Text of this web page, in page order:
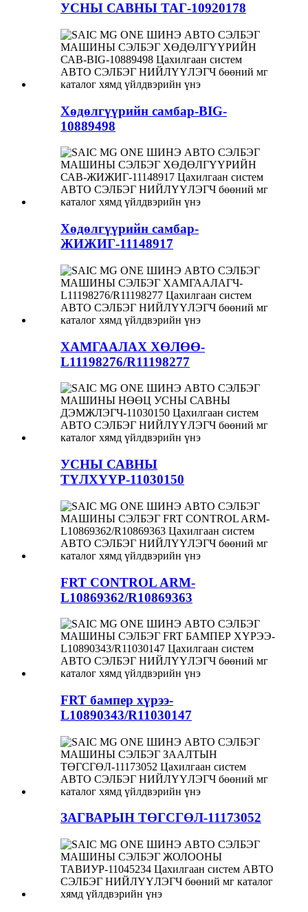
УСНЫ САВНЫ ТАГ-10920178
Хөдөлгүүрийн самбар-BIG-
10889498
Хөдөлгүүрийн самбар-
ЖИЖИГ-11148917
ХАМГААЛАХ ХӨЛӨӨ-
L11198276/R11198277
УСНЫ САВНЫ
ТҮЛХҮҮР-11030150
FRT CONTROL ARM-
L10869362/R10869363
FRT бампер хүрээ-
L10890343/R11030147
ЗАГВАРЫН ТӨГСГӨЛ-11173052